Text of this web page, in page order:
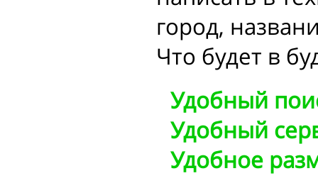
город,
Что будет в
Удобный
Удобный
Удобное